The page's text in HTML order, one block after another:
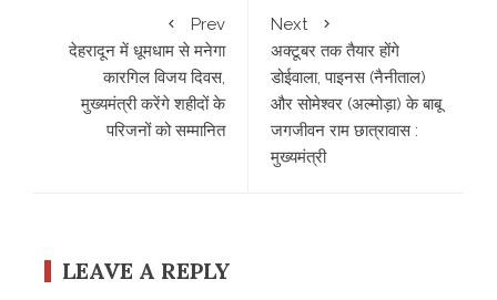
Prev
देहरादून में धूमधाम से मनेगा
कारगिल विजय दिवस,
मुख्यमंत्री करेंगे शहीदों के
परिजनों को सम्मानित
Next
अक्टूबर तक तैयार होंगे
डोईवाला, पाइनस (नैनीताल)
और सोमेश्वर (अल्मोड़ा) के बाबू
जगजीवन राम छात्रावास :
मुख्यमंत्री
LEAVE A REPLY